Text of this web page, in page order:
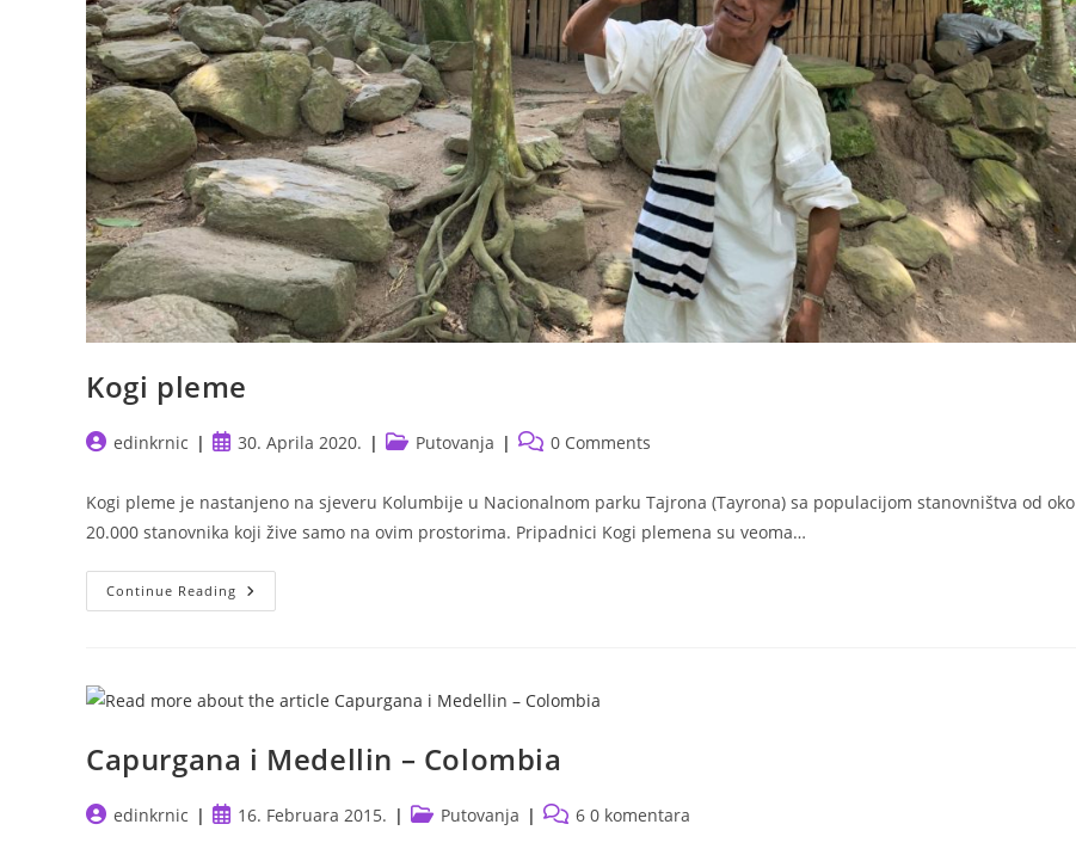
Kogi pleme
Postedinkrnic
Post30. Aprila 2020.
PostPutovanja
Post 0 Comments
Kogi pleme je nastanjeno na sjeveru Kolumbije u Nacionalnom parku Tajrona (Tayrona) sa populacijom stanovništva od oko
20.000 stanovnika koji žive samo na ovim prostorima. Pripadnici Kogi plemena su veoma…
Continue Reading Kogi
Pleme
Capurgana i Medellin – Colombia
Postedinkrnic
Post16. Februara 2015.
PostPutovanja
Post 6 0 komentara